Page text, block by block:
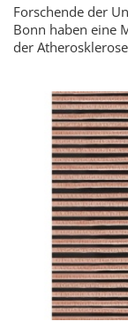
Forschende der
Bonn haben eine
der